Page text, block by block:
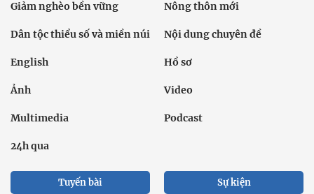
Giảm nghèo bền vững Nông thôn mới
Dân tộc thiểu số và miền núi Nội dung chuyên đề
English Hồ sơ
Ảnh Video
Multimedia Podcast
24h qua
Tuyến bài Sự kiện